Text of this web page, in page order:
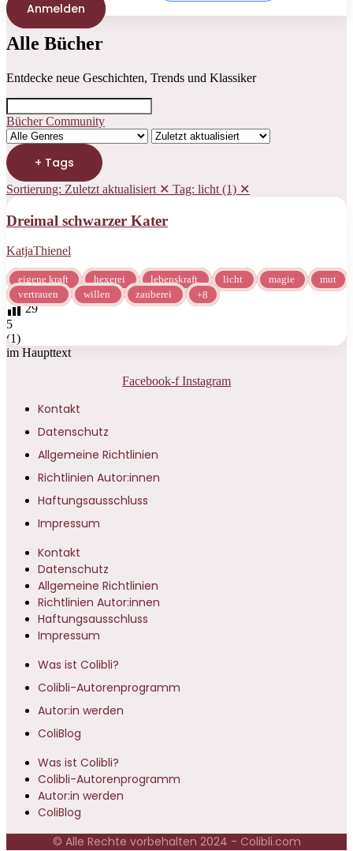
Anmelden
Alle Bücher
Entdecke neue Geschichten, Trends und Klassiker
BücherCommunity
+ Tags
Sortierung: Zuletzt aktualisiert ✕ Tag: licht (1) ✕
Dreimal schwarzer Kater
KatjaThienel
eigene kraft hexerei lebenskraft licht magie
mut
vertrauen
willen zauberei +8
29
5
(1)
im Haupttext
Facebook-f Instagram
Kontakt
Datenschutz
Allgemeine Richtlinien
Richtlinien Autor:innen
Haftungsausschluss
Impressum
Kontakt
Datenschutz
Allgemeine Richtlinien
Richtlinien Autor:innen
Haftungsausschluss
Impressum
Was ist Colibli?
Colibli-Autorenprogramm
Autor:in werden
ColiBlog
Was ist Colibli?
Colibli-Autorenprogramm
Autor:in werden
ColiBlog
© Alle Rechte vorbehalten 2024 - Colibli.com